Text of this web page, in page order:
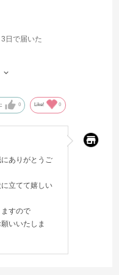
日で届いた
0 Like! 0
ありがとうご
立てて嬉しい
すので
いいたしま